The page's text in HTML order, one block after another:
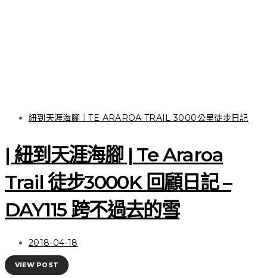
GTX®
紐到天涯海腳｜TE ARAROA TRAIL 3000公里徒步日記
| 紐到天涯海腳 | Te Araroa
Trail 徒步3000K 回顧日記 –
DAY115 跨不過去的雪
2018-04-18
VIEW POST